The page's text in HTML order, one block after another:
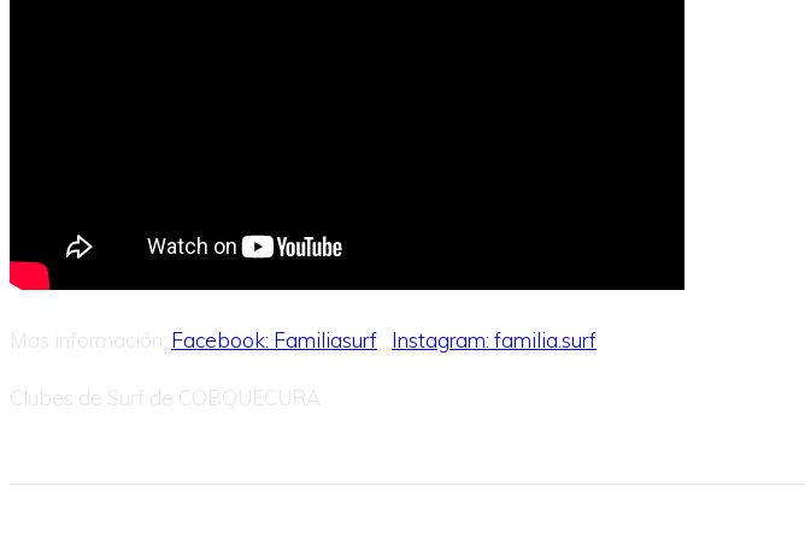
Mas información; Facebook: Familiasurf Instagram: familia.surf
Clubes de Surf de COBQUECURA